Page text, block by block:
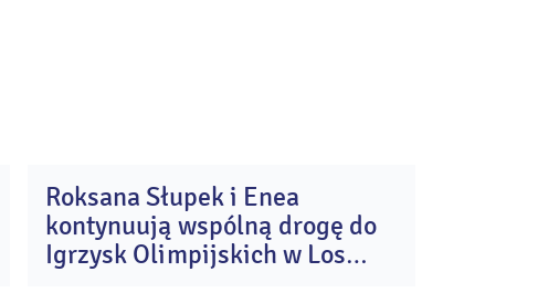
lip
Roksana Słupek i Enea
kontynuują wspólną drogę do
Igrzysk Olimpijskich w Los